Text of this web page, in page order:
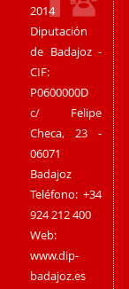
2014
Diputación
de Badajoz -
CIF:
P0600000D
c/ Felipe
Checa, 23 -
06071
Badajoz
Teléfono: +34
924 212 400
Web:
www.dip-
badajoz.es